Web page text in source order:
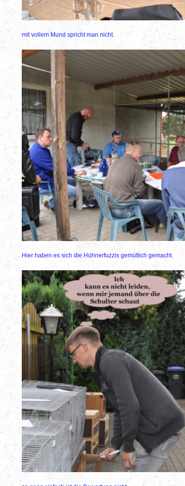
mit vollem Mund spricht man nicht.
Hier haben es sich die Hühnerfuzzis gemütlich gemacht.